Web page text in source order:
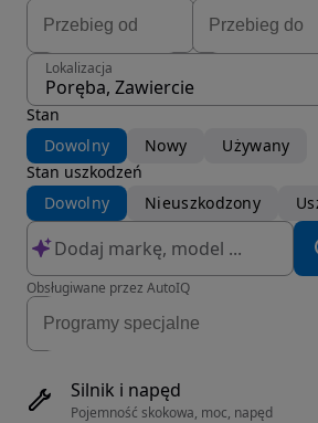
Lokalizacja
Poręba, Zawiercie
Stan
Dowolny
Nowy
Używany
Stan uszkodzeń
Dowolny
Nieuszkodzony
Obsługiwane przez AutoIQ
Silnik i napęd
Pojemność skokowa, moc, napęd